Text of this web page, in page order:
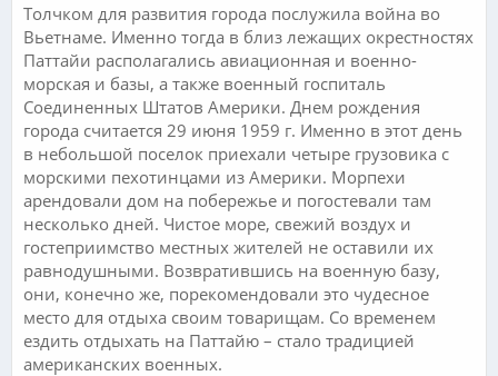
Толчком для развития города послужила война во
Вьетнаме. Именно тогда в близ лежащих окрестностях
Паттайи располагались авиационная и военно-
морская и базы, а также военный госпиталь
Соединенных Штатов Америки. Днем рождения
города считается 29 июня 1959 г. Именно в этот день
в небольшой поселок приехали четыре грузовика с
морскими пехотинцами из Америки. Морпехи
арендовали дом на побережье и погостевали там
несколько дней. Чистое море, свежий воздух и
гостеприимство местных жителей не оставили их
равнодушными. Возвратившись на военную базу,
они, конечно же, порекомендовали это чудесное
место для отдыха своим товарищам. Со временем
ездить отдыхать на Паттайю – стало традицией
американских военных.